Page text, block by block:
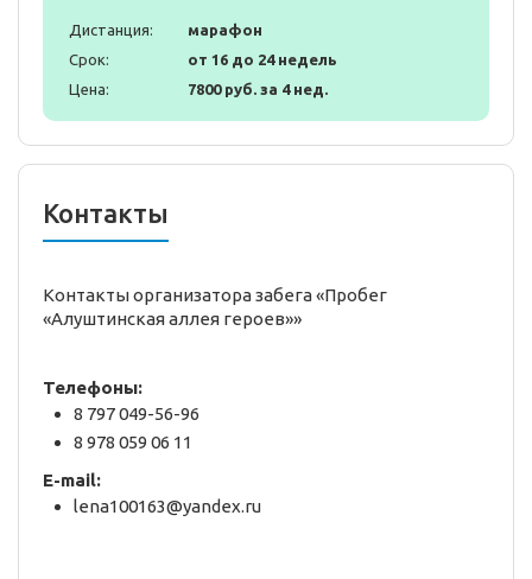
Дистанция:
марафон
Срок:
от 16 до 24 недель
Цена:
7800 руб. за 4 нед.
Контакты
Контакты организатора забега «Пробег
«Алуштинская аллея героев»»
Телефоны:
8 797 049-56-96
8 978 059 06 11
E-mail:
lena100163@yandex.ru